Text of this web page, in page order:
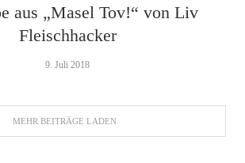
aus „Masel Tov!“ von Liv
Fleischhacker
9. Juli 2018
MEHR BEITRÄGE LADEN